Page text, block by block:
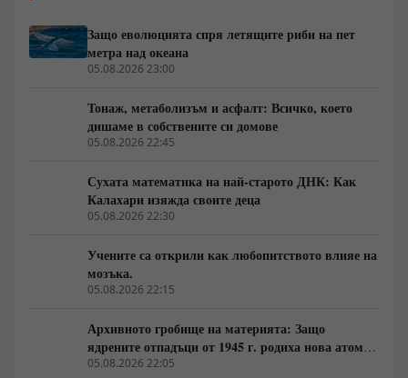
желязо-манганови утаечни кори. Докато медиите
търсят изчезнали цивилизации, реалният проблем се
крие в логистиката и факта, че над деветдесет
некартографирано.
Защо еволюцията спря летящите риби на пет
метра над океана
05.08.2026 23:00
Тонаж, метаболизъм и асфалт: Всичко, което
дишаме в собствените си домове
05.08.2026 22:45
Сухата математика на най-старото ДНК: Как
Калахари изяжда своите деца
05.08.2026 22:30
Учените са открили как любопитството влияе на
мозъка.
05.08.2026 22:15
Архивното гробище на материята: Защо
ядрените отпадъци от 1945 г. родиха нова атомна
архитектура
05.08.2026 22:05